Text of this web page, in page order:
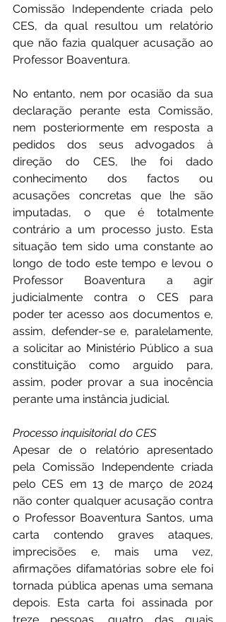
Comissão Independente criada pelo
CES, da qual resultou um relatório
que não fazia qualquer acusação ao
Professor Boaventura.
No entanto, nem por ocasião da sua
declaração perante esta Comissão,
nem posteriormente em resposta a
pedidos dos seus advogados à
direção do CES, lhe foi dado
conhecimento dos factos ou
acusações concretas que lhe são
imputadas, o que é totalmente
contrário a um processo justo. Esta
situação tem sido uma constante ao
longo de todo este tempo e levou o
Professor Boaventura a agir
judicialmente contra o CES para
poder ter acesso aos documentos e,
assim, defender-se e, paralelamente,
a solicitar ao Ministério Público a sua
constituição como arguido para,
assim, poder provar a sua inocência
perante uma instância judicial.
Processo inquisitorial do CES
Apesar de o relatório apresentado
pela Comissão Independente criada
pelo CES em 13 de março de 2024
não conter qualquer acusação contra
o Professor Boaventura Santos, uma
carta contendo graves ataques,
imprecisões e, mais uma vez,
afirmações difamatórias sobre ele foi
tornada pública apenas uma semana
depois. Esta carta foi assinada por
treze pessoas, quatro das quais